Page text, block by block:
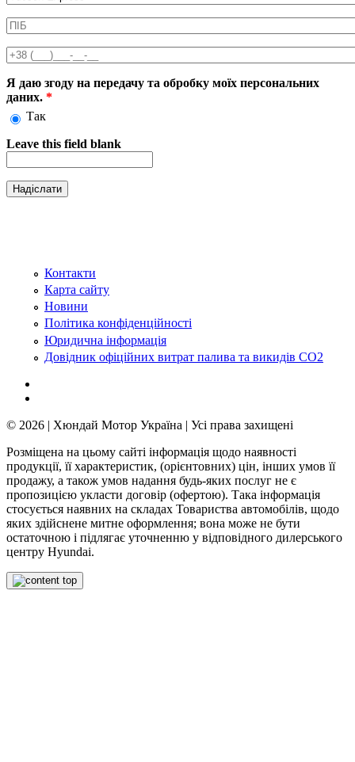
ПІБ
Телефон
Я даю згоду на передачу та обробку моїх персональних
даних. *
Так
Leave this field blank
Контакти
Карта сайту
Новини
Політика конфіденційності
Юридична інформація
Довідник офіційних витрат палива та викидів СО2
© 2026 | Хюндай Мотор Україна | Усі права захищені
Розміщена на цьому сайті інформація щодо наявності
продукції, її характеристик, (орієнтовних) цін, інших умов її
продажу, а також умов надання будь-яких послуг не є
пропозицією укласти договір (офертою). Така інформація
стосується наявних на складах Товариства автомобілів, щодо
яких здійснене митне оформлення; вона може не бути
остаточною і підлягає уточненню у відповідного дилерського
центру Hyundai.